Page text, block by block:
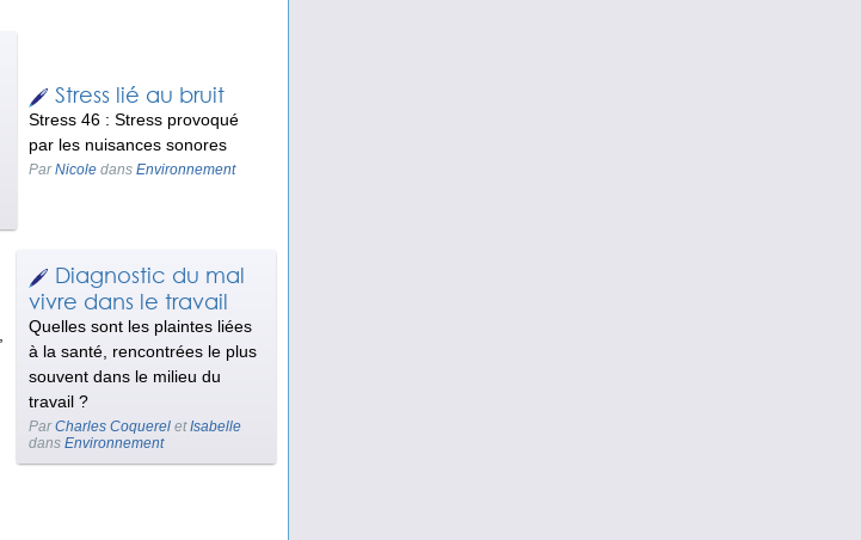
Stress lié au bruit
Stress 46 : Stress provoqué
par les nuisances sonores
ParNicole dans Environnement
Diagnostic du mal
vivre dans le travail
Quelles sont les plaintes liées
à la santé, rencontrées le plus
souvent dans le milieu du
travail ?
ParCharles CoquereletIsabelle
dans Environnement